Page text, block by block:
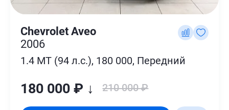
Chevrolet Aveo
2006
1.4 MT (94 л.с.), 180 000, Передний
180 000 ₽ ↓ 210 000 ₽